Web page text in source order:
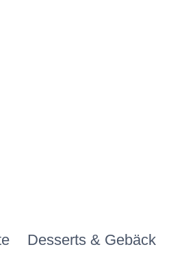
Desserts & Gebäck